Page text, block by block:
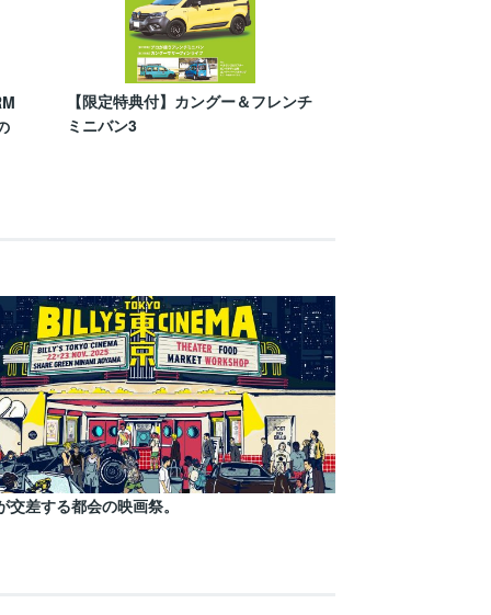
【限定特典付】カングー＆フレンチ
ミニバン3
交差する都会の映画祭。